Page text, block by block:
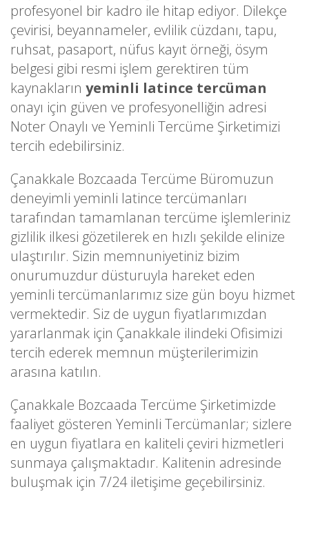
profesyonel bir kadro ile hitap ediyor. Dilekçe
çevirisi, beyannameler, evlilik cüzdanı, tapu,
ruhsat, pasaport, nüfus kayıt örneği, ösym
belgesi gibi resmi işlem gerektiren tüm
kaynakların yeminli latince tercüman
onayı için güven ve profesyonelliğin adresi
Noter Onaylı ve Yeminli Tercüme Şirketimizi
tercih edebilirsiniz.
Çanakkale Bozcaada Tercüme Büromuzun
deneyimli yeminli latince tercümanları
tarafından tamamlanan tercüme işlemleriniz
gizlilik ilkesi gözetilerek en hızlı şekilde elinize
ulaştırılır. Sizin memnuniyetiniz bizim
onurumuzdur düsturuyla hareket eden
yeminli tercümanlarımız size gün boyu hizmet
vermektedir. Siz de uygun fiyatlarımızdan
yararlanmak için Çanakkale ilindeki Ofisimizi
tercih ederek memnun müşterilerimizin
arasına katılın.
Çanakkale Bozcaada Tercüme Şirketimizde
faaliyet gösteren Yeminli Tercümanlar; sizlere
en uygun fiyatlara en kaliteli çeviri hizmetleri
sunmaya çalışmaktadır. Kalitenin adresinde
buluşmak için 7/24 iletişime geçebilirsiniz.